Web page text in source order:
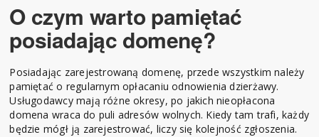
O czym warto pamiętać
posiadając domenę?
Posiadając zarejestrowaną domenę, przede wszystkim należy
pamiętać o regularnym opłacaniu odnowienia dzierżawy.
Usługodawcy mają różne okresy, po jakich nieopłacona
domena wraca do puli adresów wolnych. Kiedy tam trafi, każdy
będzie mógł ją zarejestrować, liczy się kolejność zgłoszenia.